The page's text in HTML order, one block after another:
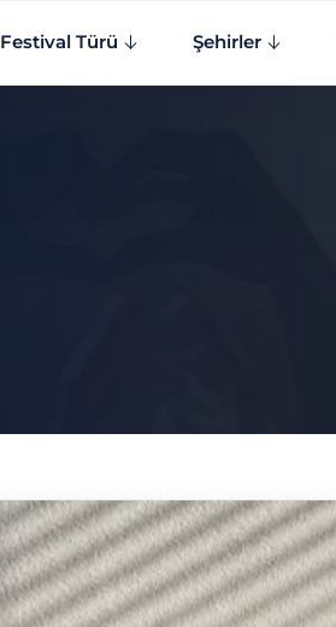
Festival Türü Şehirler